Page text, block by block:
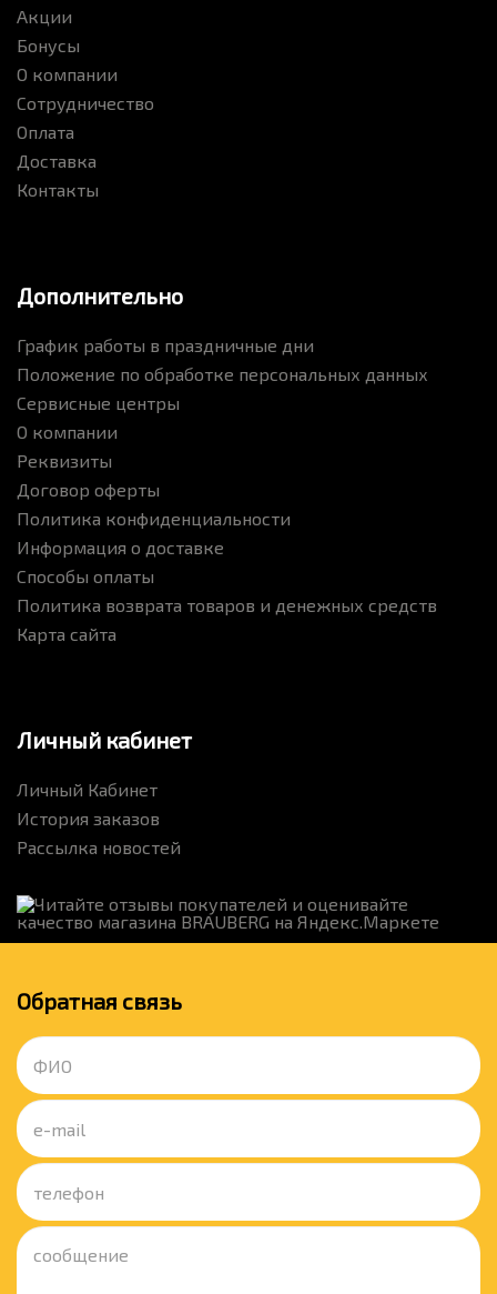
Акции
Бонусы
О компании
Сотрудничество
Оплата
Доставка
Контакты
Дополнительно
График работы в праздничные дни
Положение по обработке персональных данных
Сервисные центры
О компании
Реквизиты
Договор оферты
Политика конфиденциальности
Информация о доставке
Способы оплаты
Политика возврата товаров и денежных средств
Карта сайта
Личный кабинет
Личный Кабинет
История заказов
Рассылка новостей
Обратная связь